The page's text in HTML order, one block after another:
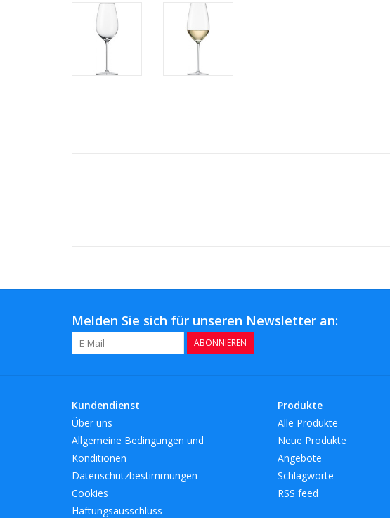
Melden Sie sich für unseren Newsletter an:
ABONNIEREN
Kundendienst
Über uns
Allgemeine Bedingungen und
Konditionen
Datenschutzbestimmungen
Cookies
Haftungsausschluss
Produkte
Alle Produkte
Neue Produkte
Angebote
Schlagworte
RSS feed